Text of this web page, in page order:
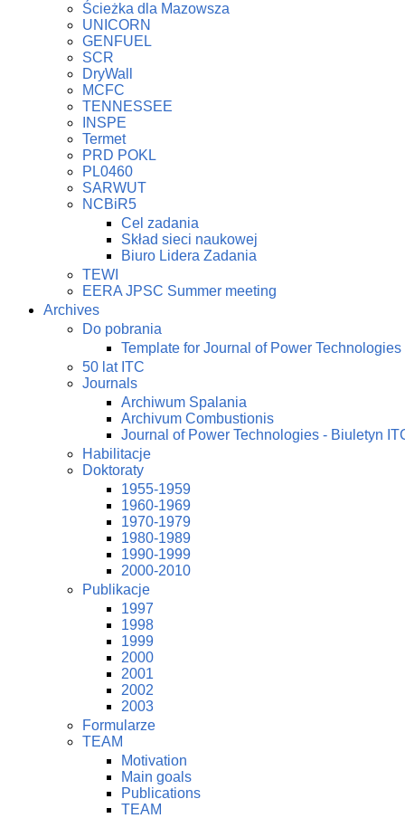
Ścieżka dla Mazowsza
UNICORN
GENFUEL
SCR
DryWall
MCFC
TENNESSEE
INSPE
Termet
PRD POKL
PL0460
SARWUT
NCBiR5
Cel zadania
Skład sieci naukowej
Biuro Lidera Zadania
TEWI
EERA JPSC Summer meeting
Archives
Do pobrania
Template for Journal of Power Technologies
50 lat ITC
Journals
Archiwum Spalania
Archivum Combustionis
Journal of Power Technologies - Biuletyn
Habilitacje
Doktoraty
1955-1959
1960-1969
1970-1979
1980-1989
1990-1999
2000-2010
Publikacje
1997
1998
1999
2000
2001
2002
2003
Formularze
TEAM
Motivation
Main goals
Publications
TEAM